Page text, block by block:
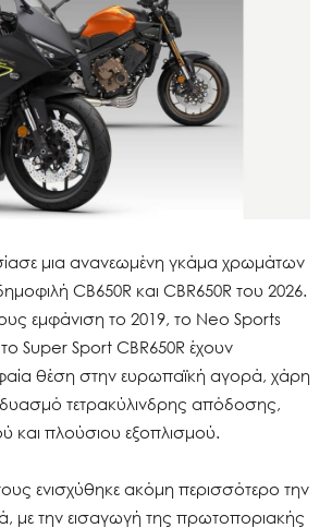
μια ανανεωμένη γκάμα χρωμάτων
CB650R και CBR650R του 2026.
εμφάνιση το 2019, το Neo Sports
Super Sport CBR650R έχουν
θέση στην ευρωπαϊκή αγορά, χάρη
τετρακύλινδρης απόδοσης,
και πλούσιου εξοπλισμού.
ενισχύθηκε ακόμη περισσότερο την
με την εισαγωγή της πρωτοποριακής